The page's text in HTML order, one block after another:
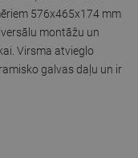
576x465x174 mm
montāžu un
Virsma atvieglo
galvas daļu un ir